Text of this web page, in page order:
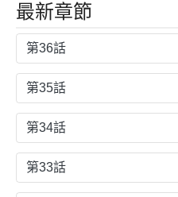
最新章節
第36話
第35話
第34話
第33話